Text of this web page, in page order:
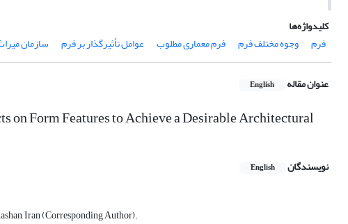
کلیدواژه‌ها
فرم
وجوه مختلف فرم فرم معماری مطلوب عوامل تأثیرگذار بر فرم سازمان
عنوان مقاله English
Form Features to Achieve a Desirable Architectural
نویسندگان English
Iran (Corresponding Author).